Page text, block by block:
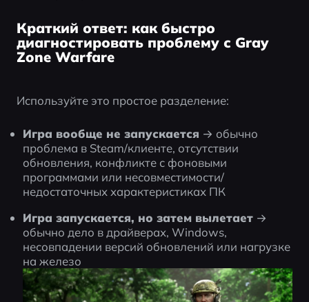
Краткий ответ: как быстро
диагностировать проблему с Gray
Zone Warfare
Используйте это простое разделение:
Игра вообще не запускается → обычно
проблема в Steam/клиенте, отсутствии
обновления, конфликте с фоновыми
программами или несовместимости/
недостаточных характеристиках ПК
Игра запускается, но затем вылетает →
обычно дело в драйверах, Windows,
несовпадении версий обновлений или нагрузке
на железо